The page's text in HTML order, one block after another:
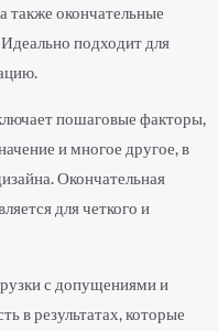
также окончательные
подходит для
пошаговые факторы,
и многое другое, в
Окончательная
для четкого и
с допущениями и
в результатах, которые